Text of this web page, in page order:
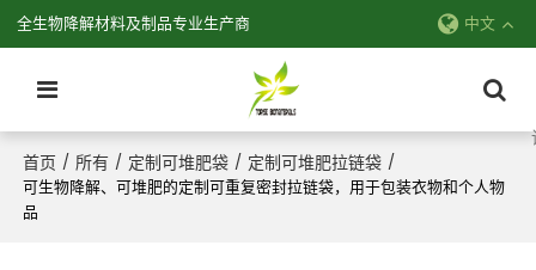
全生物降解材料及制品专业生产商 中文
首页 / 所有 / 定制可堆肥袋 / 定制可堆肥拉链袋 /
可生物降解、可堆肥的定制可重复密封拉链袋，用于包装衣物和个人物
品